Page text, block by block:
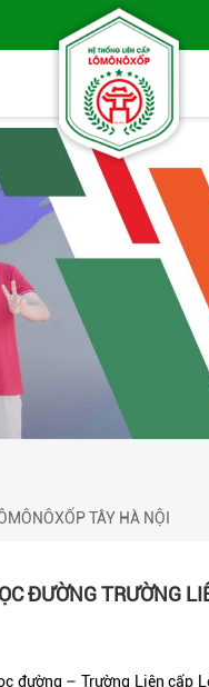
TÂY HÀ NỘI
ĐƯỜNG TRƯỜNG
đường – Trường Liên